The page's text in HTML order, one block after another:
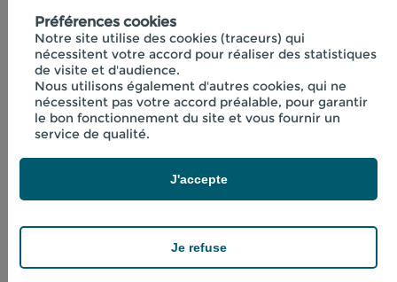
Fiche technique
n°40 "Initiation à la
lactofermentation"
Fiche technique
n°41 "Boissons
Préférences cookies
Notre site utilise des cookies (traceurs) qui
nécessitent votre accord pour réaliser des statistiques
de visite et d'audience.
Nous utilisons également d'autres cookies, qui ne
nécessitent pas votre accord préalable, pour garantir
le bon fonctionnement du site et vous fournir un
service de qualité.
Je refuse
J'accepte